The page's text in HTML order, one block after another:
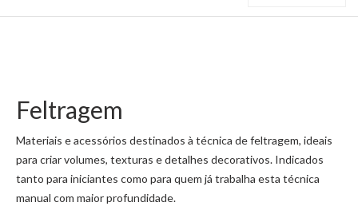
Feltragem
Materiais e acessórios destinados à técnica de feltragem, ideais
para criar volumes, texturas e detalhes decorativos. Indicados
tanto para iniciantes como para quem já trabalha esta técnica
manual com maior profundidade.